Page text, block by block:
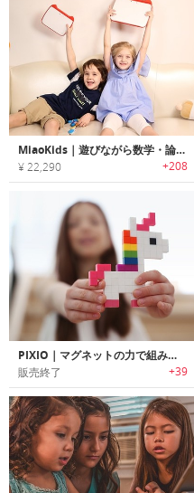
MiaoKids｜遊びながら数学・論理・英語学べるインタラクティブ知育トイ「ミイアオキッズ」
¥ 22,290 +208
PIXIO｜マグネットの力で組み立てるピクセルアートブロック「ピクシオ」
販売終了 +39